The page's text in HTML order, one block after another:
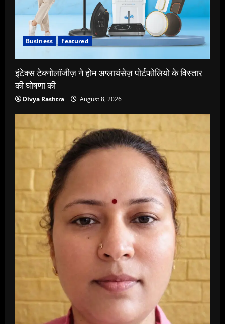
Business Featured
इंटेक्स टेक्नोलॉजीज़ ने होम अप्लायंसेज़ पोर्टफोलियो के विस्तार
की घोषणा की
Divya Rashtra August 8, 2026